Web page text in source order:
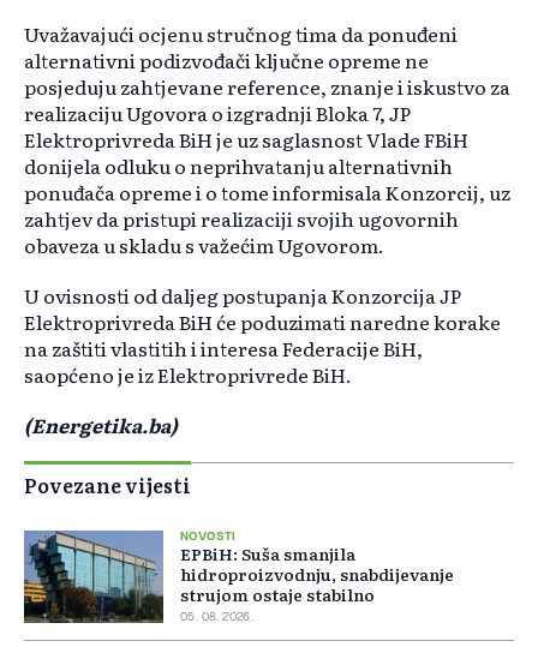
Uvažavajući ocjenu stručnog tima da ponuđeni
alternativni podizvođači ključne opreme ne
posjeduju zahtjevane reference, znanje i iskustvo za
realizaciju Ugovora o izgradnji Bloka 7, JP
Elektroprivreda BiH je uz saglasnost Vlade FBiH
donijela odluku o neprihvatanju alternativnih
ponuđača opreme i o tome informisala Konzorcij, uz
zahtjev da pristupi realizaciji svojih ugovornih
obaveza u skladu s važećim Ugovorom.
U ovisnosti od daljeg postupanja Konzorcija JP
Elektroprivreda BiH će poduzimati naredne korake
na zaštiti vlastitih i interesa Federacije BiH,
saopćeno je iz Elektroprivrede BiH.
(Energetika.ba)
Povezane vijesti
NOVOSTI
EPBiH: Suša smanjila
hidroproizvodnju, snabdijevanje
strujom ostaje stabilno
05. 08. 2026.